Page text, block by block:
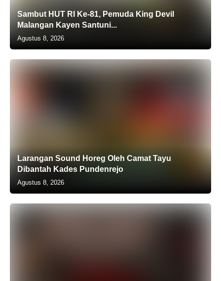
Sambut HUT RI Ke-81, Pemuda King Devil
Malangan Kayen Santuni...
Agustus 8, 2026
Larangan Sound Horeg Oleh Camat Tayu
Dibantah Kades Pundenrejo
Agustus 8, 2026